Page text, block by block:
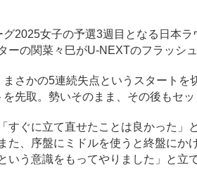
2025女子の予選3週目となる日本
ーの関菜々巳がU-NEXTのフラッシ
さかの5連続失点というスタートを
先取。勢いそのまま、その後もセ
ぐに立て直せたことは良かった」
た、序盤にミドルを使うと終盤に
いう意識をもってやりました」と立